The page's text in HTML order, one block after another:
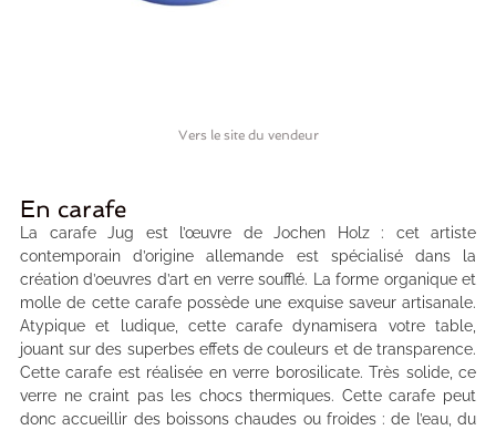
Vers le site du vendeur
En carafe
La carafe Jug est l’œuvre de Jochen Holz : cet artiste
contemporain d’origine allemande est spécialisé dans la
création d’oeuvres d’art en verre soufflé. La forme organique et
molle de cette carafe possède une exquise saveur artisanale.
Atypique et ludique, cette carafe dynamisera votre table,
jouant sur des superbes effets de couleurs et de transparence.
Cette carafe est réalisée en verre borosilicate. Très solide, ce
verre ne craint pas les chocs thermiques. Cette carafe peut
donc accueillir des boissons chaudes ou froides : de l’eau, du